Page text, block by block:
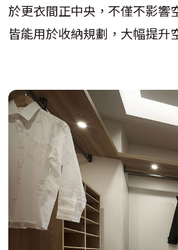
於更衣間正中央，不僅不影響
皆能用於收納規劃，大幅提升